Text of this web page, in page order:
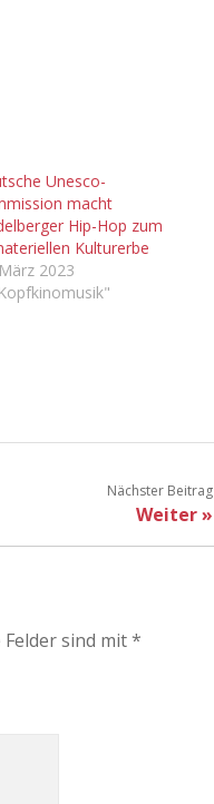
Unesco-
macht
Hip-Hop zum
Kulturerbe
2023
Nächster Beitrag
Weiter »
sind mit*